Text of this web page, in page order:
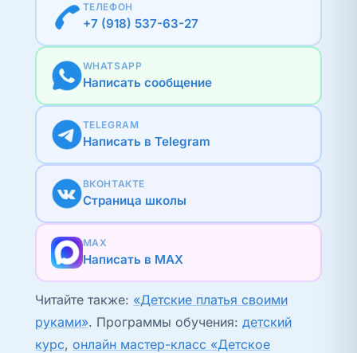
ТЕЛЕФОН
+7 (918) 537-63-27
WHATSAPP
Написать сообщение
TELEGRAM
Написать в Telegram
ВКОНТАКТЕ
Страница школы
MAX
Написать в MAX
Читайте также: «Детские платья своими
руками». Программы обучения: детский
курс, онлайн мастер-класс «Детское